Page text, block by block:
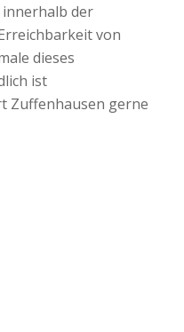
der
von
dieses
ist
Zuffenhausen gerne